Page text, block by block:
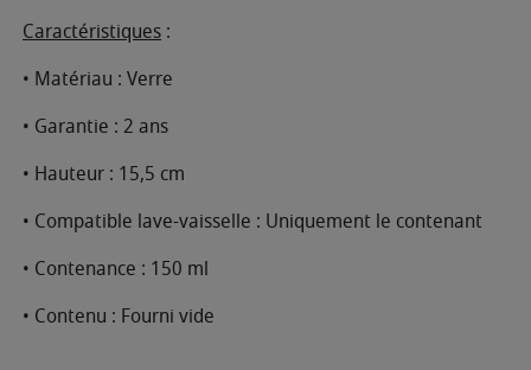
Caractéristiques :
• Matériau : Verre
• Garantie : 2 ans
• Hauteur : 15,5 cm
• Compatible lave-vaisselle : Uniquement le contenant
• Contenance : 150 ml
• Contenu : Fourni vide